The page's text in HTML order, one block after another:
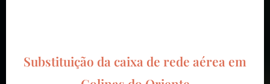
Substituição da caixa de rede aérea em